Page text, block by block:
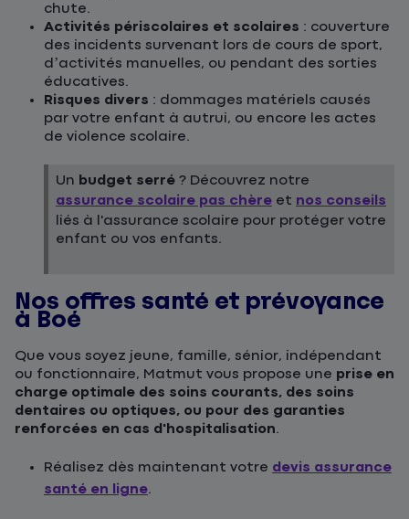
chute.
Activités périscolaires et scolaires : couverture
des incidents survenant lors de cours de sport,
d’activités manuelles, ou pendant des sorties
éducatives.
Risques divers : dommages matériels causés
par votre enfant à autrui, ou encore les actes
de violence scolaire.
Un budget serré ? Découvrez notre
assurance scolaire pas chère et nos conseils
liés à l'assurance scolaire pour protéger votre
enfant ou vos enfants.
Nos offres santé et prévoyance
à Boé
Que vous soyez jeune, famille, sénior, indépendant
ou fonctionnaire, Matmut vous propose une prise en
charge optimale des soins courants, des soins
dentaires ou optiques, ou pour des garanties
renforcées en cas d'hospitalisation.
Réalisez dès maintenant votre devis assurance
santé en ligne.